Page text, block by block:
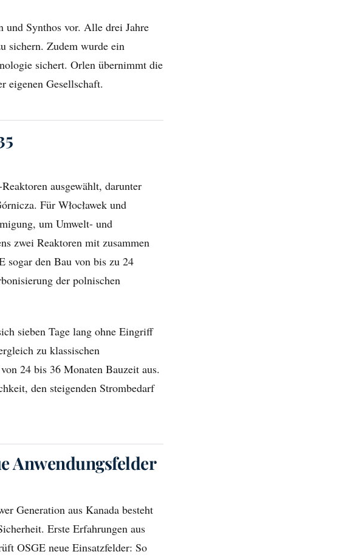
und Synthos vor. Alle drei Jahre
sichern. Zudem wurde ein
sichert. Orlen übernimmt die
eigenen Gesellschaft.
ausgewählt, darunter
Für Włocławek und
um Umwelt- und
zwei Reaktoren mit zusammen
sogar den Bau von bis zu 24
der polnischen
sieben Tage lang ohne Eingriff
zu klassischen
24 bis 36 Monaten Bauzeit aus.
den steigenden Strombedarf
Anwendungsfelder
Generation aus Kanada besteht
Erste Erfahrungen aus
OSGE neue Einsatzfelder: So